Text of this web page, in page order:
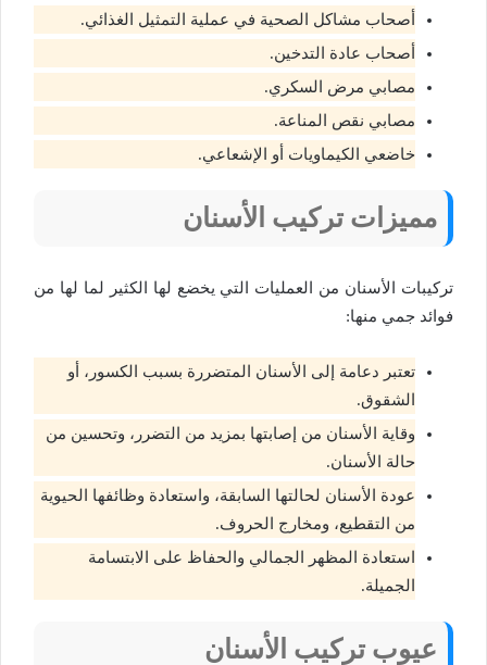
أصحاب مشاكل الصحية في عملية التمثيل الغذائي.
أصحاب عادة التدخين.
مصابي مرض السكري.
مصابي نقص المناعة.
خاضعي الكيماويات أو الإشعاعي.
مميزات تركيب الأسنان
تركيبات الأسنان من العمليات التي يخضع لها الكثير لما لها من
فوائد جمي منها:
تعتبر دعامة إلى الأسنان المتضررة بسبب الكسور، أو
الشقوق.
وقاية الأسنان من إصابتها بمزيد من التضرر، وتحسين من
حالة الأسنان.
عودة الأسنان لحالتها السابقة، واستعادة وظائفها الحيوية
من التقطيع، ومخارج الحروف.
استعادة المظهر الجمالي والحفاظ على الابتسامة
الجميلة.
عيوب تركيب الأسنان